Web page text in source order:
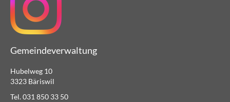
Gemeindeverwaltung
Hubelweg 10
3323 Bäriswil
Tel. 031 850 33 50